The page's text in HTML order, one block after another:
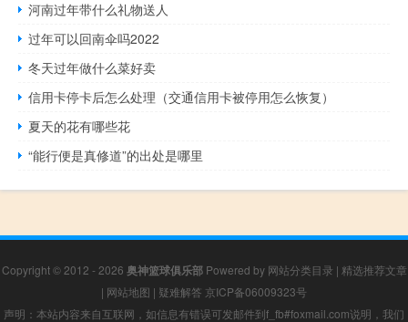
河南过年带什么礼物送人
过年可以回南伞吗2022
冬天过年做什么菜好卖
信用卡停卡后怎么处理（交通信用卡被停用怎么恢复）
夏天的花有哪些花
“能行便是真修道”的出处是哪里
Copyright © 2012 - 2026 奥神篮球俱乐部Powered by 网站分类目录 | 精选推荐文章
| 网站地图 | 疑难解答 京ICP备06009323号
声明：本站内容来自互联网，如信息有错误可发邮件到f_fb#foxmail.com说明，我们